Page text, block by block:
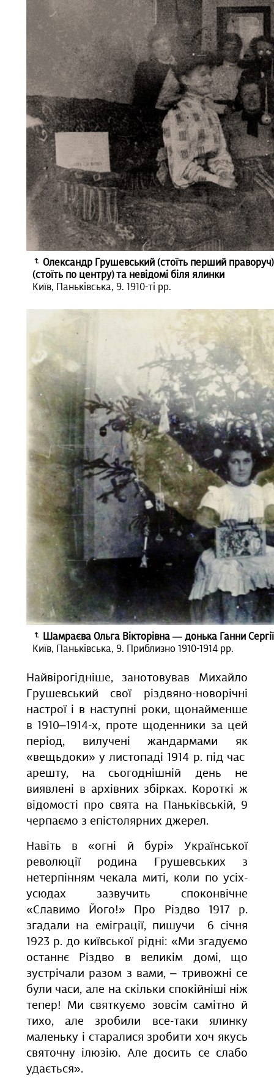
Олександр Грушевський (стоїть перший
(стоїть по центру) та невідомі біля ялинки
Київ, Паньківська, 9. 1910-ті рр.
Шамраєва Ольга Вікторівна — донька Ганни
Київ, Паньківська, 9. Приблизно 1910-1914 рр.
Найвірогідніше, занотовував Михайло
Грушевський свої різдвяно-новорічні
настрої і в наступні роки, щонайменше
в 1910–1914-х, проте щоденники за цей
період, вилучені жандармами як
«вещьдоки» у листопаді 1914 р. під час
арешту, на сьогоднішній день не
виявлені в архівних збірках. Короткі ж
відомості про свята на Паньківській, 9
черпаємо з епістолярних джерел.
Навіть в «огні й бурі» Української
революції родина Грушевських з
нетерпінням чекала миті, коли по усіх-
усюдах зазвучить споконвічне
«Славимо Його!» Про Різдво 1917 р.
згадали на еміграції, пишучи 6 січня
1923 р. до київської рідні: «Ми згадуємо
останнє Різдво в великім домі, що
зустрічали разом з вами, – тривожні се
були часи, але на скільки спокійніші ніж
тепер! Ми святкуємо зовсім самітно й
тихо, але зробили все-таки ялинку
маленьку і старалися зробити хоч якусь
святочну ілюзію. Але досить се слабо
удається».